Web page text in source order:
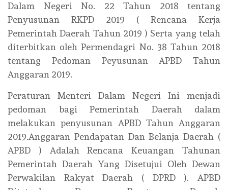
Dalam Negeri No. 22 Tahun 2018 tentang
Penyusunan RKPD 2019 ( Rencana Kerja
Pemerintah Daerah Tahun 2019 ) Serta yang telah
diterbitkan oleh Permendagri No. 38 Tahun 2018
tentang Pedoman Peyusunan APBD Tahun
Anggaran 2019.
Peraturan Menteri Dalam Negeri Ini menjadi
pedoman bagi Pemerintah Daerah dalam
melakukan penyusunan APBD Tahun Anggaran
2019.Anggaran Pendapatan Dan Belanja Daerah (
APBD ) Adalah Rencana Keuangan Tahunan
Pemerintah Daerah Yang Disetujui Oleh Dewan
Perwakilan Rakyat Daerah ( DPRD ). APBD